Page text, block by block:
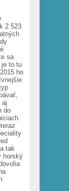
2 523
sa
to tu
ho
aj
do
tak
horský